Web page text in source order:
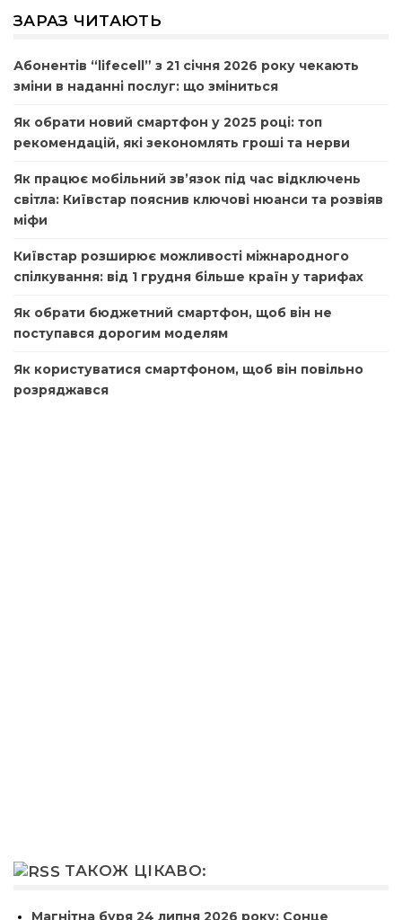
ЗАРАЗ ЧИТАЮТЬ
Абонентів “lifecell” з 21 січня 2026 року чекають
зміни в наданні послуг: що зміниться
Як обрати новий смартфон у 2025 році: топ
рекомендацій, які зекономлять гроші та нерви
Як працює мобільний зв’язок під час відключень
світла: Київстар пояснив ключові нюанси та розвіяв
міфи
Київстар розширює можливості міжнародного
спілкування: від 1 грудня більше країн у тарифах
Як обрати бюджетний смартфон, щоб він не
поступався дорогим моделям
Як користуватися смартфоном, щоб він повільно
розряджався
ТАКОЖ ЦІКАВО:
Магнітна буря 24 липня 2026 року: Сонце